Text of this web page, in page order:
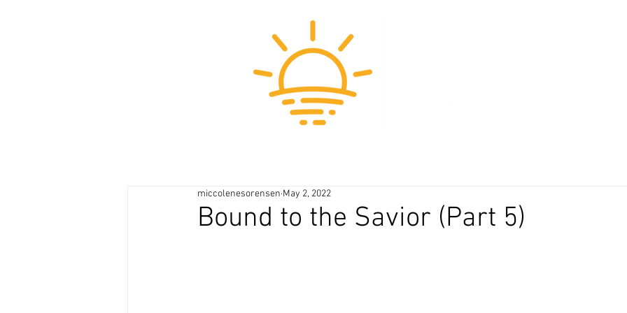
Bound to the Savior (Part 5)
miccolenesorensen May 2, 2022